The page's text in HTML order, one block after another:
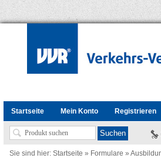
Startseite Mein Konto Registrieren
Sie sind hier: Startseite » Formulare »